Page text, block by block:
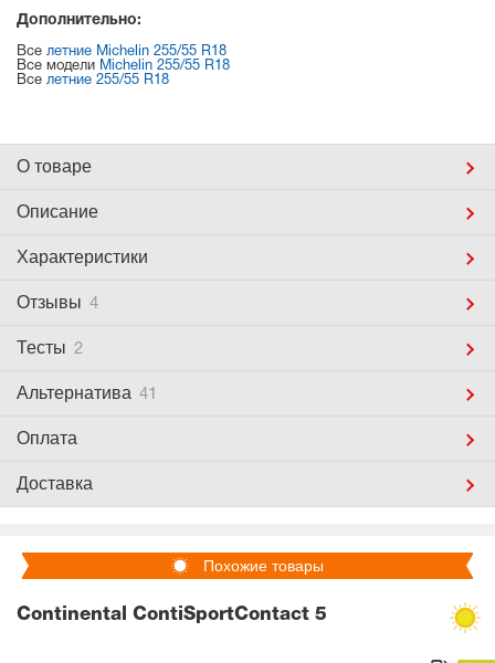
Дополнительно:
Все летние Michelin 255/55 R18
Все модели Michelin 255/55 R18
Все летние 255/55 R18
О товаре
Описание
Характеристики
Отзывы 4
Тесты 2
Альтернатива 41
Оплата
Доставка
Похожие товары
Continental ContiSportContact 5